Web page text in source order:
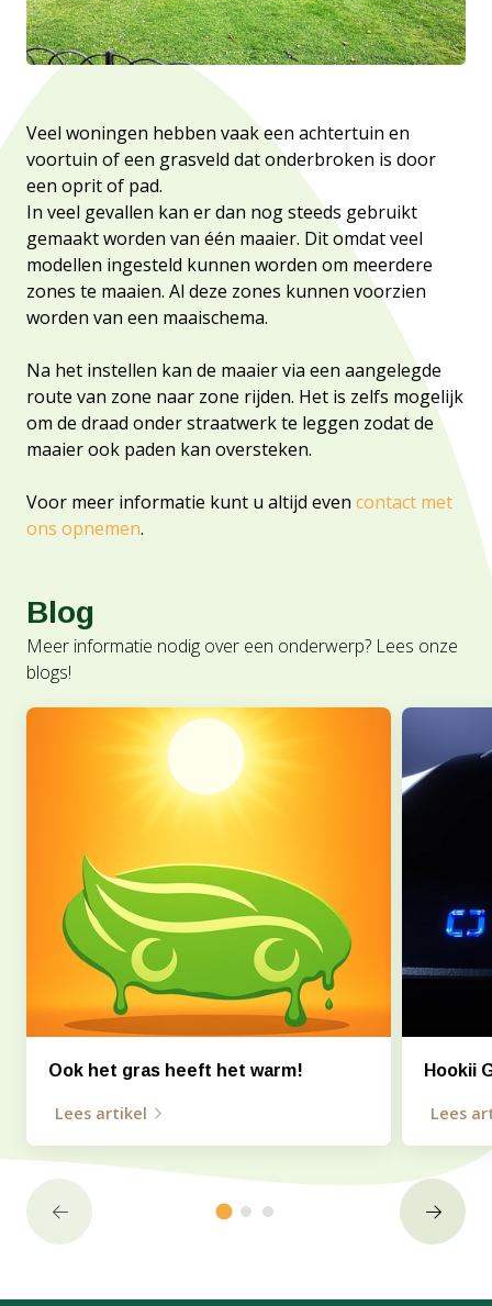
Veel woningen hebben vaak een achtertuin en
voortuin of een grasveld dat onderbroken is door
een oprit of pad.
In veel gevallen kan er dan nog steeds gebruikt
gemaakt worden van één maaier. Dit omdat veel
modellen ingesteld kunnen worden om meerdere
zones te maaien. Al deze zones kunnen voorzien
worden van een maaischema.
Na het instellen kan de maaier via een aangelegde
route van zone naar zone rijden. Het is zelfs mogelijk
om de draad onder straatwerk te leggen zodat de
maaier ook paden kan oversteken.
Voor meer informatie kunt u altijd even contact met
ons opnemen.
Blog
Meer informatie nodig over een onderwerp? Lees onze
blogs!
Ook het gras heeft het warm!
Lees artikel
Hookii
Lees